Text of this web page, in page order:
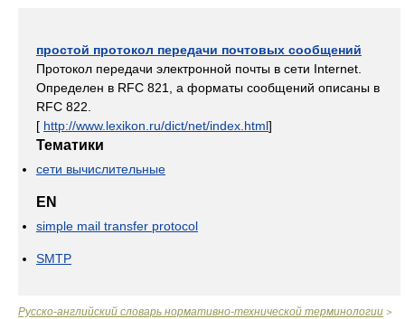
простой протокол передачи почтовых сообщений
Протокол передачи электронной почты в сети Internet.
Определен в RFC 821, а форматы сообщений описаны в
RFC 822.
[ http://www.lexikon.ru/dict/net/index.html]
Тематики
сети вычислительные
EN
simple mail transfer protocol
SMTP
Русско-английский словарь нормативно-технической терминологии >